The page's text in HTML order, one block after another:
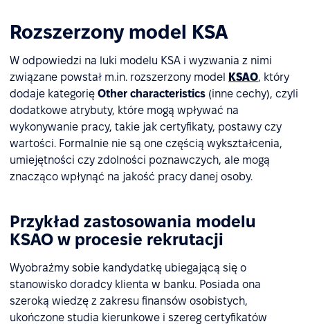
Rozszerzony model KSA
W odpowiedzi na luki modelu KSA i wyzwania z nimi
związane powstał m.in. rozszerzony model KSAO, który
dodaje kategorię Other characteristics (inne cechy), czyli
dodatkowe atrybuty, które mogą wpływać na
wykonywanie pracy, takie jak certyfikaty, postawy czy
wartości. Formalnie nie są one częścią wykształcenia,
umiejętności czy zdolności poznawczych, ale mogą
znacząco wpłynąć na jakość pracy danej osoby.
Przykład zastosowania modelu
KSAO w procesie rekrutacji
Wyobraźmy sobie kandydatkę ubiegającą się o
stanowisko doradcy klienta w banku. Posiada ona
szeroką wiedzę z zakresu finansów osobistych,
ukończone studia kierunkowe i szereg certyfikatów